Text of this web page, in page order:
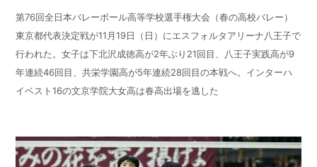
第76回全日本バレーボール高等学校選手権大会（春の高校バレー）
東京都代表決定戦が11月19日（日）にエスフォルタアリーナ八王子で
行われた。女子は下北沢成徳高が2年ぶり 21回目、八王子実践高が9
年連続46回目、共栄学園高が5年連続28回目の本戦へ。インターハ
イベスト16の文京学院大女高は春高出場を逃した